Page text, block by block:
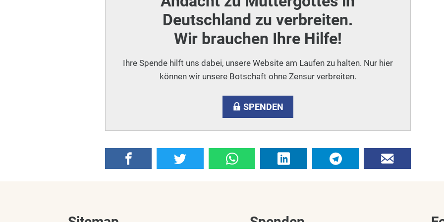
Deutschland zu verbreiten.
Wir brauchen Ihre Hilfe!
Ihre Spende hilft uns dabei, unsere Website am Laufen zu halten. Nur hier
können wir unsere Botschaft ohne Zensur verbreiten.
SPENDEN